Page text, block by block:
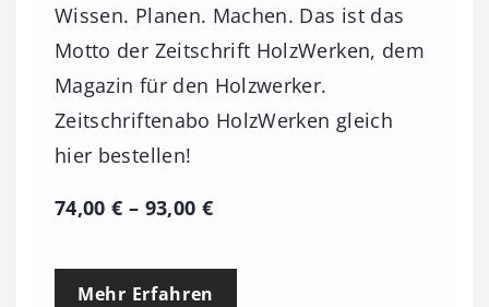
Wissen. Planen. Machen. Das ist das
Motto der Zeitschrift HolzWerken, dem
Magazin für den Holzwerker.
Zeitschriftenabo HolzWerken gleich
hier bestellen!
74,00€ – 93,00 €P
e
Mehr Erfahren